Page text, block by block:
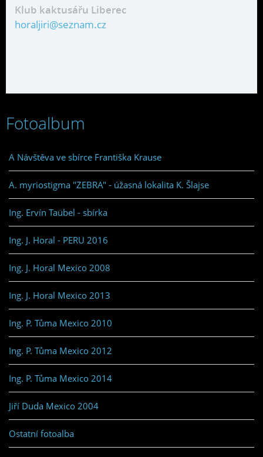
Klub kaktusářu Liberec
horaljiri@seznam.cz
Fotoalbum
A Návštěva ve sbírce Františka Krause
A. myriostigma "ZEBRA" - úžasná lokalita K. Šlajse
Ing. Ervín Taübel - sbírka
Ing. J. Horal - PERU 2016
Ing. J. Horal Mexico 2008
Ing. J. Horal Mexico 2013
Ing. P. Tůma Mexico 2010
Ing. P. Tůma Mexico 2012
Ing. P. Tůma Mexico 2014
Jiří Duda Mexico 2004
Ostatní fotoalba